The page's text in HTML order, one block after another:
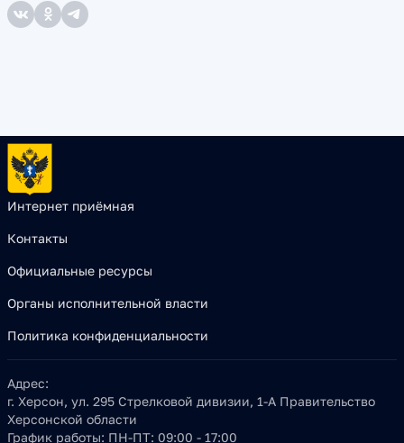
Интернет приёмная
Контакты
Официальные ресурсы
Органы исполнительной власти
Политика конфиденциальности
Адрес:
г. Херсон, ул. 295 Стрелковой дивизии, 1-А Правительство
Херсонской области
График работы: ПН-ПТ: 09:00 - 17:00